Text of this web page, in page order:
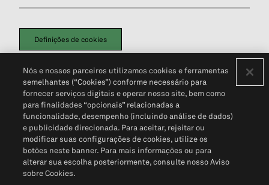
Definições de cookies
Política de PrivacidadePortal de privacidade do cliente (em inglês)
Não Venda Minhas Informações Pessoais© 2026 S&P Global
Nós e nossos parceiros utilizamos cookies e ferramentas
semelhantes (“Cookies”) conforme necessário para
fornecer serviços digitais e operar nosso site, bem como
para finalidades “opcionais” relacionadas a
funcionalidade, desempenho (incluindo análise de dados)
e publicidade direcionada. Para aceitar, rejeitar ou
modificar suas configurações de cookies, utilize os
botões neste banner. Para mais informações ou para
alterar sua escolha posteriormente, consulte nosso Aviso
sobre Cookies.